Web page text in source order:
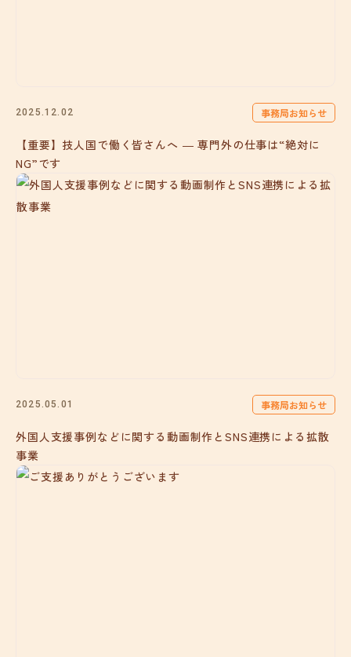
2025.12.02 事務局お知らせ
【重要】技人国で働く皆さんへ ― 専門外の仕事は“絶対に
NG”です
2025.05.01 事務局お知らせ
外国人支援事例などに関する動画制作とSNS連携による拡散
事業